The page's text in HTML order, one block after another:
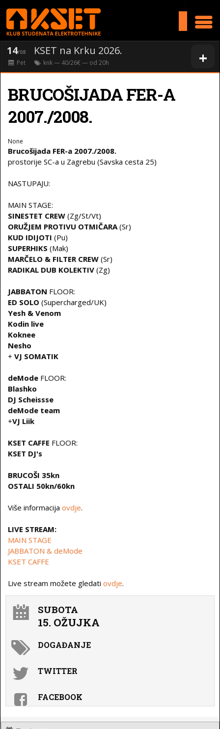
+
14/08 KSET na Krku 2026.
Pet knk— 40/26€ — od 20h
BRUCOŠIJADA FER-A
2007./2008.
None
Brucošijada FER-a 2007./2008.
prostorije SC-a u Zagrebu (Savska cesta 25)
NASTUPAJU:
MAIN STAGE:
SINESTET CREW (Zg/St/Vt)
ORUŽJEM PROTIVU OTMIČARA(Sr)
KUD IDIJOTI (Pu)
SUPERHIKS (Mak)
MARČELO & FILTER CREW (Sr)
RADIKAL DUB KOLEKTIV (Zg)
JABBATON FLOOR:
ED SOLO (Supercharged/UK)
Yesh & Venom
Kodin live
Koknee
Nesho
+ VJ SOMATIK
deMode FLOOR:
Blashko
DJ Scheissse
deMode team
+VJ Liik
KSET CAFFE FLOOR:
KSET DJ's
BRUCOŠI 35kn
OSTALI 50kn/60kn
Više informacija ovdje.
LIVE STREAM:
MAIN STAGE
JABBATON & deMode
KSET CAFFE
Live stream možete gledati ovdje.
SUBOTA
15. OŽUJKA
DOGAĐANJE
TWITTER
FACEBOOK